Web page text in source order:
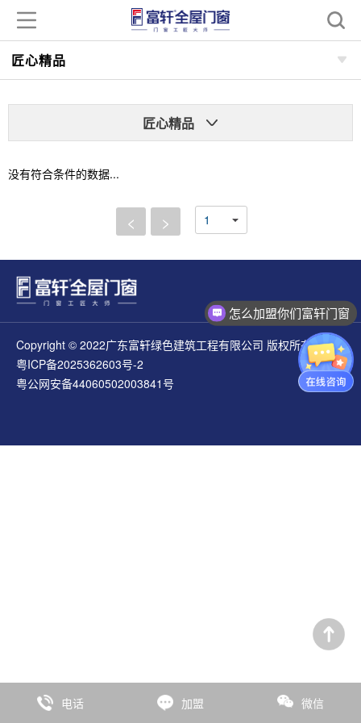
匠心精品
匠心精品
没有符合条件的数据...
< >
Copyright © 2022广东富轩绿色建筑工程有限公司 版权所有
粤ICP备2025362603号-2
粤公网安备44060502003841号
电话 加盟 微信
怎么加盟你们富轩门窗